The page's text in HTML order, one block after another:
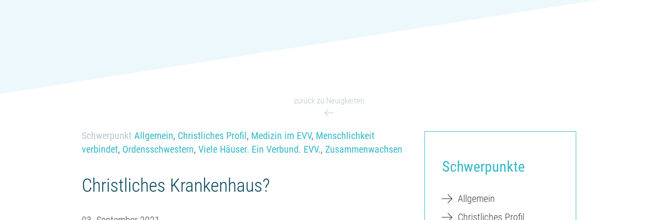
zurück zu Neuigkeiten
Schwerpunkt Allgemein, Christliches Profil, Medizin im EVV, Menschlichkeit
verbindet, Ordensschwestern, Viele Häuser. Ein Verbund. EVV., Zusammenwachsen
Christliches Krankenhaus?
Schwerpunkte
Allgemein
Christliches Profil